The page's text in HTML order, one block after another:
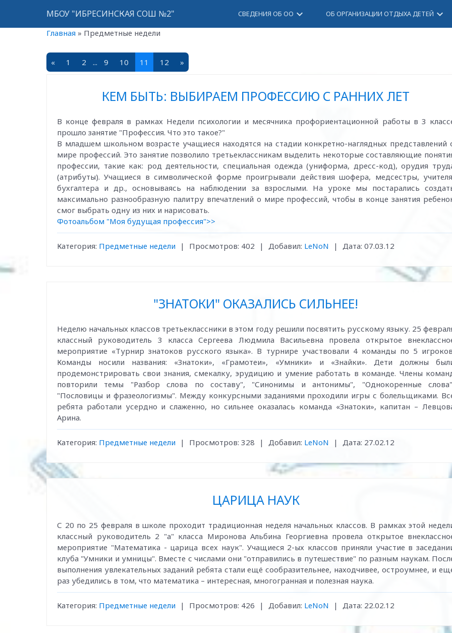
МБОУ "ИБРЕСИНСКАЯ СОШ №2" СВЕДЕНИЯ ОБ ОО keyboard_arrow_down ОБ ОРГАНИЗАЦИИ ОТДЫХА ДЕТЕЙ keyboard_arrow_down
Главная » Предметные недели
« 1 2 ... 9 10 11 12 »
КЕМ БЫТЬ: ВЫБИРАЕМ ПРОФЕССИЮ С РАННИХ ЛЕТ
В конце февраля в рамках Недели психологии и месячника профориентационной работы в 3
прошло занятие "Профессия. Что это такое?"
В младшем школьном возрасте учащиеся находятся на стадии конкретно-наглядных представлений
мире профессий. Это занятие позволило третьеклассникам выделить некоторые составляющие
профессии, такие как: род деятельности, специальная одежда (униформа, дресс-код), орудия
(атрибуты). Учащиеся в символической форме проигрывали действия шофера, медсестры,
бухгалтера и др., основываясь на наблюдении за взрослыми. На уроке мы постарались
максимально разнообразную палитру впечатлений о мире профессий, чтобы в конце занятия
смог выбрать одну из них и нарисовать.
Фотоальбом "Моя будущая профессия">>
Категория: Предметные недели | Просмотров: 402 | Добавил: LeNoN | Дата: 07.03.12
"ЗНАТОКИ" ОКАЗАЛИСЬ СИЛЬНЕЕ!
Неделю начальных классов третьеклассники в этом году решили посвятить русскому языку. 25
классный руководитель 3 класса Сергеева Людмила Васильевна провела открытое
мероприятие «Турнир знатоков русского языка». В турнире участвовали 4 команды по 5
Команды носили названия: «Знатоки», «Грамотеи», «Умники» и «Знайки». Дети должны
продемонстрировать свои знания, смекалку, эрудицию и умение работать в команде. Члены
повторили темы "Разбор слова по составу", "Синонимы и антонимы", "Однокоренные
"Пословицы и фразеологизмы". Между конкурсными заданиями проходили игры с болельщиками.
ребята работали усердно и слаженно, но сильнее оказалась команда «Знатоки», капитан –
Арина.
Категория: Предметные недели | Просмотров: 328 | Добавил: LeNoN | Дата: 27.02.12
ЦАРИЦА НАУК
С 20 по 25 февраля в школе проходит традиционная неделя начальных классов. В рамках этой
классный руководитель 2 "а" класса Миронова Альбина Георгиевна провела открытое
мероприятие "Математика - царица всех наук". Учащиеся 2-ых классов приняли участие в
клуба "Умники и умницы". Вместе с числами они "отправились в путешествие" по разным наукам.
выполнения увлекательных заданий ребята стали ещё сообразительнее, находчивее, остроумнее, и
раз убедились в том, что математика – интересная, многогранная и полезная наука.
Категория: Предметные недели | Просмотров: 426 | Добавил: LeNoN | Дата: 22.02.12